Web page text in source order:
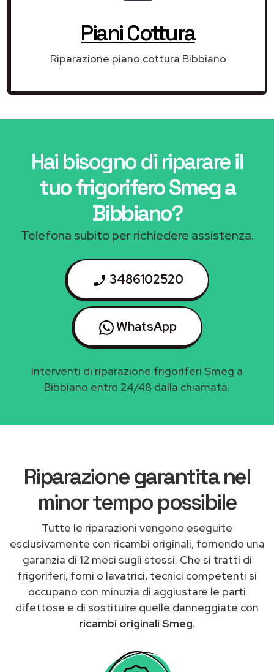
Piani Cottura
Riparazione piano cottura Bibbiano
Hai bisogno di riparareil
tuo frigorifero Smeg a
Bibbiano?
Telefona subito per richiedere assistenza.
3486102520
WhatsApp
Interventi di riparazione frigoriferi Smeg a
Bibbiano entro 24/48 dalla chiamata.
Riparazione garantita nel
minor tempo possibile
Tutte le riparazioni vengono eseguite
esclusivamente con ricambi originali, fornendo una
garanzia di 12 mesi sugli stessi. Che si tratti di
frigoriferi, forni o lavatrici, tecnici competenti si
occupano con minuzia di aggiustare le parti
difettose e di sostituire quelle danneggiate con
ricambi originali Smeg.